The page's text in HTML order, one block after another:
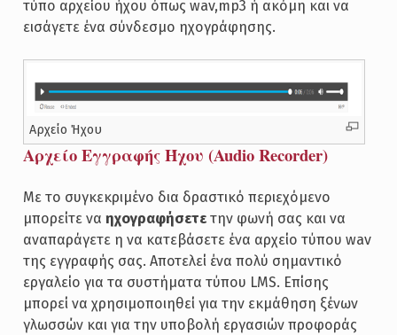
τύπο αρχείου ήχου όπως wav,mp3 ή ακόμη και να
εισάγετε ένα σύνδεσμο ηχογράφησης.
Αρχείο Ήχου
Αρχείο Εγγραφής Ήχου (Audio Recorder)
Με το συγκεκριμένο δια δραστικό περιεχόμενο
μπορείτε να ηχογραφήσετετην φωνή σας και να
αναπαράγετε η να κατεβάσετε ένα αρχείο τύπου wav
της εγγραφής σας. Αποτελεί ένα πολύ σημαντικό
εργαλείο για τα συστήματα τύπου LMS. Επίσης
μπορεί να χρησιμοποιηθεί για την εκμάθηση ξένων
γλωσσών και για την υποβολή εργασιών προφοράς